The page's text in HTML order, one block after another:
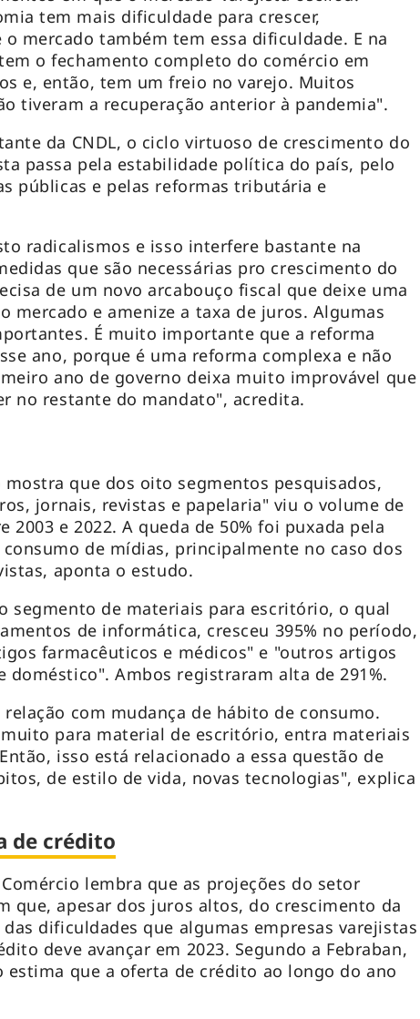
tem mais dificuldade para crescer,
mercado também tem essa dificuldade. E na
o fechamento completo do comércio em
e, então, tem um freio no varejo. Muitos
tiveram a recuperação anterior à pandemia".
da CNDL, o ciclo virtuoso de crescimento do
passa pela estabilidade política do país, pelo
públicas e pelas reformas tributária e
radicalismos e isso interfere bastante na
que são necessárias pro crescimento do
de um novo arcabouço fiscal que deixe uma
mercado e amenize a taxa de juros. Algumas
É muito importante que a reforma
ano, porque é uma reforma complexa e não
ano de governo deixa muito improvável que
no restante do mandato", acredita.
mostra que dos oito segmentos pesquisados,
jornais, revistas e papelaria" viu o volume de
2003 e 2022. A queda de 50% foi puxada pela
de mídias, principalmente no caso dos
aponta o estudo.
segmento de materiais para escritório, o qual
de informática, cresceu 395% no período,
farmacêuticos e médicos" e "outros artigos
doméstico". Ambos registraram alta de 291%.
com mudança de hábito de consumo.
muito para material de escritório, entra materiais
isso está relacionado a essa questão de
de estilo de vida, novas tecnologias", explica
de crédito
lembra que as projeções do setor
que, apesar dos juros altos, do crescimento da
dificuldades que algumas empresas varejistas
deve avançar em 2023. Segundo a Febraban,
estima que a oferta de crédito ao longo do ano